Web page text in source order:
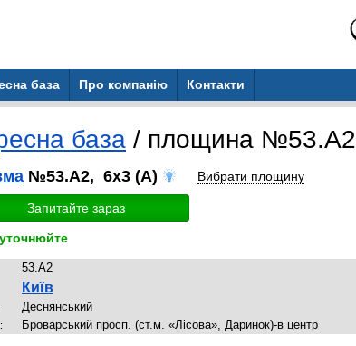
база Про компанію Контакти
база / площина №53.A2
№53.A2, 6x3 (A) Вибрати площину
Запитайте зараз
уточнюйте
53.A2
Київ
Деснянський
Броварський просп. (ст.м. «Лісова», Даринок)-в центр